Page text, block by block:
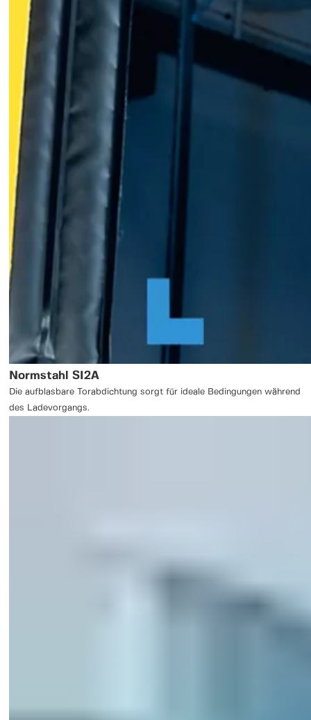
Normstahl SI2A
Die aufblasbare Torabdichtung sorgt für ideale Bedingungen während
des Ladevorgangs.